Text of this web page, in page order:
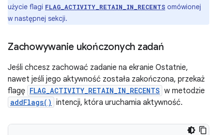
użycie flagi FLAG_ACTIVITY_RETAIN_IN_RECENTS omówionej
w następnej sekcji.
Zachowywanie ukończonych zadań
Jeśli chcesz zachować zadanie na ekranie Ostatnie,
nawet jeśli jego aktywność została zakończona, przekaż
flagę FLAG_ACTIVITY_RETAIN_IN_RECENTS w metodzie
addFlags() intencji, która uruchamia aktywność.